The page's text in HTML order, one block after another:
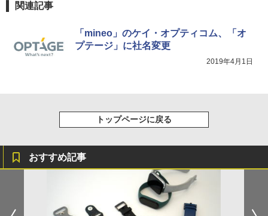
関連記事
「mineo」のケイ・オプティコム、「オ
プテージ」に社名変更
2019年4月1日
トップページに戻る
おすすめ記事